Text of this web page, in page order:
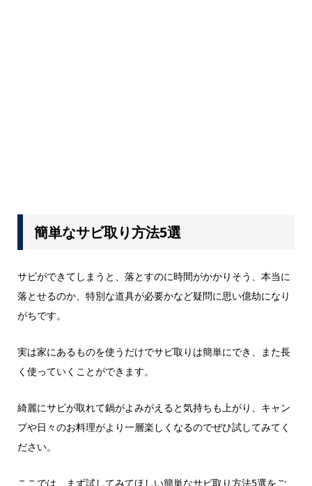
簡単なサビ取り方法5選
サビができてしまうと、落とすのに時間がかかりそう、本当に
落とせるのか、特別な道具が必要かなど疑問に思い億劫になり
がちです。
実は家にあるものを使うだけでサビ取りは簡単にでき、また長
く使っていくことができます。
綺麗にサビが取れて鍋がよみがえると気持ちも上がり、キャン
プや日々のお料理がより一層楽しくなるのでぜひ試してみてく
ださい。
ここでは、まず試してみてほしい簡単なサビ取り方法5選をご